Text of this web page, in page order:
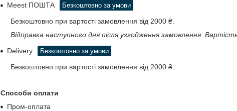
Meest ПОШТА
Безкоштовно за умови
Безкоштовно при вартості замовлення від 2000 ₴.
Відправка наступного дня після узгодження замовлення.
Delivery
Безкоштовно за умови
Безкоштовно при вартості замовлення від 2000 ₴.
Способи оплати
Пром-оплата